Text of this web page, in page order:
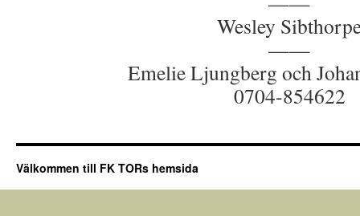
Wesley
——
Emelie Ljungberg och
0704-854622
Välkommen till FK TORs hemsida